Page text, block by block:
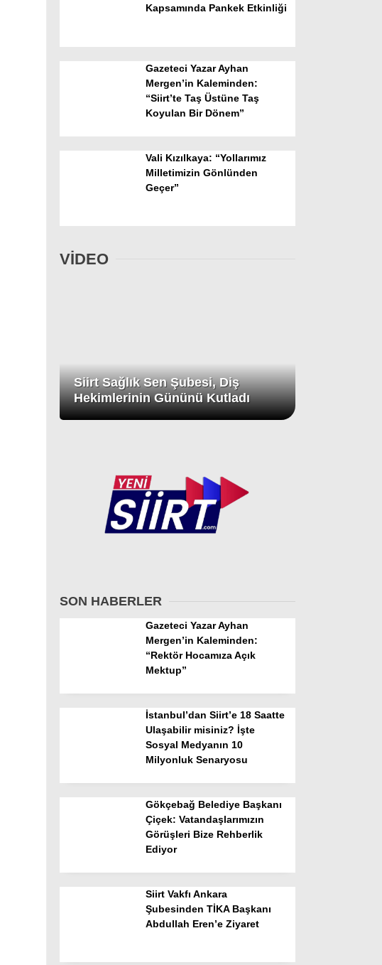
Kapsamında Pankek Etkinliği
Gazeteci Yazar Ayhan
Mergen’in Kaleminden:
“Siirt’te Taş Üstüne Taş
Koyulan Bir Dönem”
Vali Kızılkaya: “Yollarımız
Milletimizin Gönlünden
Geçer”
VİDEO
Siirt Sağlık Sen Şubesi, Diş
Hekimlerinin Gününü Kutladı
SON HABERLER
Gazeteci Yazar Ayhan
Mergen’in Kaleminden:
“Rektör Hocamıza Açık
Mektup”
İstanbul’dan Siirt’e 18 Saatte
Ulaşabilir misiniz? İşte
Sosyal Medyanın 10
Milyonluk Senaryosu
Gökçebağ Belediye Başkanı
Çiçek: Vatandaşlarımızın
Görüşleri Bize Rehberlik
Ediyor
Siirt Vakfı Ankara
Şubesinden TİKA Başkanı
Abdullah Eren’e Ziyaret